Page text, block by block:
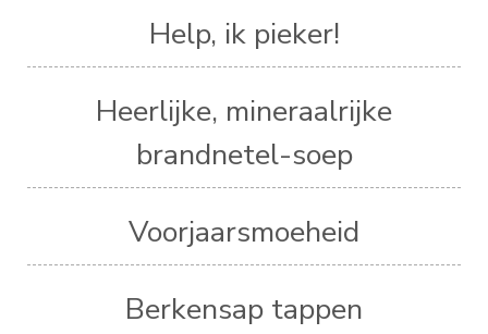
Help, ik pieker!
Heerlijke, mineraalrijke
brandnetel-soep
Voorjaarsmoeheid
Berkensap tappen